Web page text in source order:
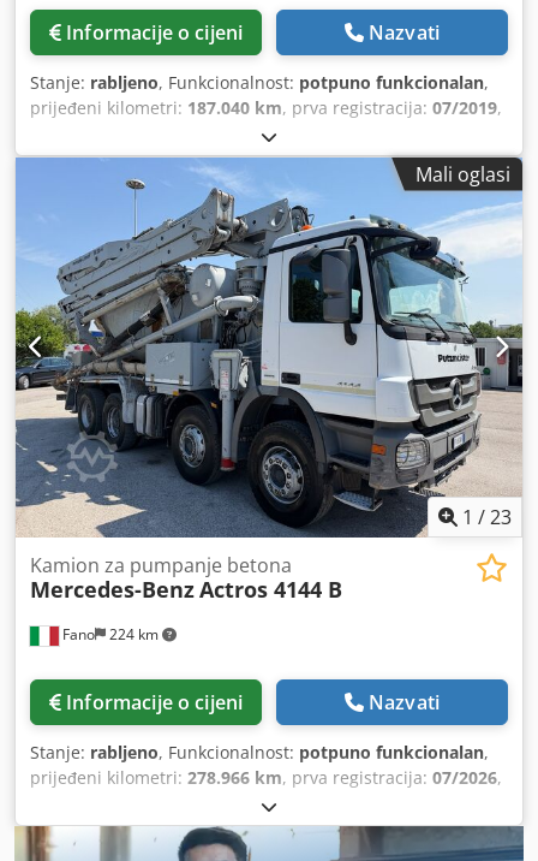
Informacije o cijeni Nazvati
Stanje: rabljeno, Funkcionalnost: potpuno funkcionalan,
prijeđeni kilometri: 187.040 km, prva registracija: 07/2019,
, Godina proizvodnje:
1.160 h,
Mali oglasi
1 /23
Fano 224 km
Kamion za pumpanje betona
Mercedes-BenzActros 4144 B
Informacije o cijeni Nazvati
Stanje: rabljeno, Funkcionalnost: potpuno funkcionalan,
prijeđeni kilometri: 278.966 km, prva registracija: 07/2026,